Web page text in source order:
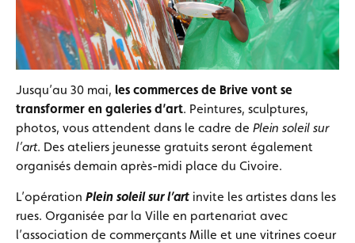
Jusqu’au 30 mai, les commerces de Brive vont se
transformer en galeries d’art. Peintures, sculptures,
photos, vous attendent dans le cadre de Plein soleil sur
l’art. Des ateliers jeunesse gratuits seront également
organisés demain après-midi place du Civoire.
L’opération Plein soleil sur l’art invite les artistes dans les
rues. Organisée par la Ville en partenariat avec
l’association de commerçants Mille et une vitrines coeur